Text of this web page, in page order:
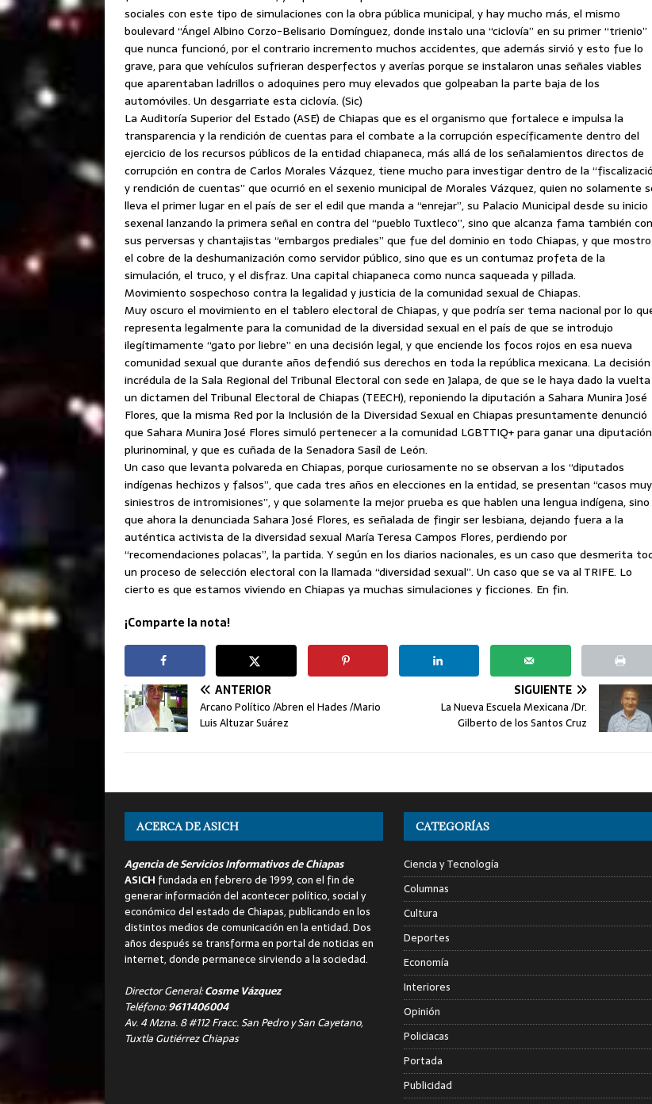
sociales con este tipo de simulaciones con la obra pública municipal, y hay mucho más, el mismo
boulevard “Ángel Albino Corzo-Belisario Domínguez, donde instalo una “ciclovía” en su primer “trienio”
que nunca funcionó, por el contrario incremento muchos accidentes, que además sirvió y esto fue lo
grave, para que vehículos sufrieran desperfectos y averías porque se instalaron unas señales viables
que aparentaban ladrillos o adoquines pero muy elevados que golpeaban la parte baja de los
automóviles. Un desgarriate esta ciclovía. (Sic)
La Auditoría Superior del Estado (ASE) de Chiapas que es el organismo que fortalece e impulsa la
transparencia y la rendición de cuentas para el combate a la corrupción específicamente dentro del
ejercicio de los recursos públicos de la entidad chiapaneca, más allá de los señalamientos directos de
corrupción en contra de Carlos Morales Vázquez, tiene mucho para investigar dentro de la
y rendición de cuentas” que ocurrió en el sexenio municipal de Morales Vázquez, quien no solamente
lleva el primer lugar en el país de ser el edil que manda a “enrejar”, su Palacio Municipal desde su inicio
sexenal lanzando la primera señal en contra del “pueblo Tuxtleco”, sino que alcanza fama también con
sus perversas y chantajistas “embargos prediales” que fue del dominio en todo Chiapas, y que mostro
el cobre de la deshumanización como servidor público, sino que es un contumaz profeta de la
simulación, el truco, y el disfraz. Una capital chiapaneca como nunca saqueada y pillada.
Movimiento sospechoso contra la legalidad y justicia de la comunidad sexual de Chiapas.
Muy oscuro el movimiento en el tablero electoral de Chiapas, y que podría ser tema nacional por lo
representa legalmente para la comunidad de la diversidad sexual en el país de que se introdujo
ilegítimamente “gato por liebre” en una decisión legal, y que enciende los focos rojos en esa nueva
comunidad sexual que durante años defendió sus derechos en toda la república mexicana. La decisión
incrédula de la Sala Regional del Tribunal Electoral con sede en Jalapa, de que se le haya dado la
un dictamen del Tribunal Electoral de Chiapas (TEECH), reponiendo la diputación a Sahara Munira José
Flores, que la misma Red por la Inclusión de la Diversidad Sexual en Chiapas presuntamente denunció
que Sahara Munira José Flores simuló pertenecer a la comunidad LGBTTIQ+ para ganar una diputación
plurinominal, y que es cuñada de la Senadora Sasíl de León.
Un caso que levanta polvareda en Chiapas, porque curiosamente no se observan a los “diputados
indígenas hechizos y falsos”, que cada tres años en elecciones en la entidad, se presentan “casos muy
siniestros de intromisiones”, y que solamente la mejor prueba es que hablen una lengua indígena, sino
que ahora la denunciada Sahara José Flores, es señalada de fingir ser lesbiana, dejando fuera a la
auténtica activista de la diversidad sexual María Teresa Campos Flores, perdiendo por
“recomendaciones polacas”, la partida. Y según en los diarios nacionales, es un caso que desmerita
un proceso de selección electoral con la llamada “diversidad sexual”. Un caso que se va al TRIFE. Lo
cierto es que estamos viviendo en Chiapas ya muchas simulaciones y ficciones. En fin.
¡Comparte la nota!
ANTERIOR
Arcano Político /Abren el Hades /Mario
Luis Altuzar Suárez
SIGUIENTE
La Nueva Escuela Mexicana /Dr.
Gilberto de los Santos Cruz
ACERCA DE ASICH
Agencia de Servicios Informativos de Chiapas
ASICH fundada en febrero de 1999, con el fin de
generar información del acontecer político, social y
económico del estado de Chiapas, publicando en los
distintos medios de comunicación en la entidad. Dos
años después se transforma en portal de noticias en
internet, donde permanece sirviendo a la sociedad.
Director General:Cosme Vázquez
Teléfono:9611406004
Av. 4 Mzna. 8 #112 Fracc. San Pedro y San Cayetano,
Tuxtla Gutiérrez Chiapas
CATEGORÍAS
Ciencia y Tecnología
Columnas
Cultura
Deportes
Economía
Interiores
Opinión
Policiacas
Portada
Publicidad